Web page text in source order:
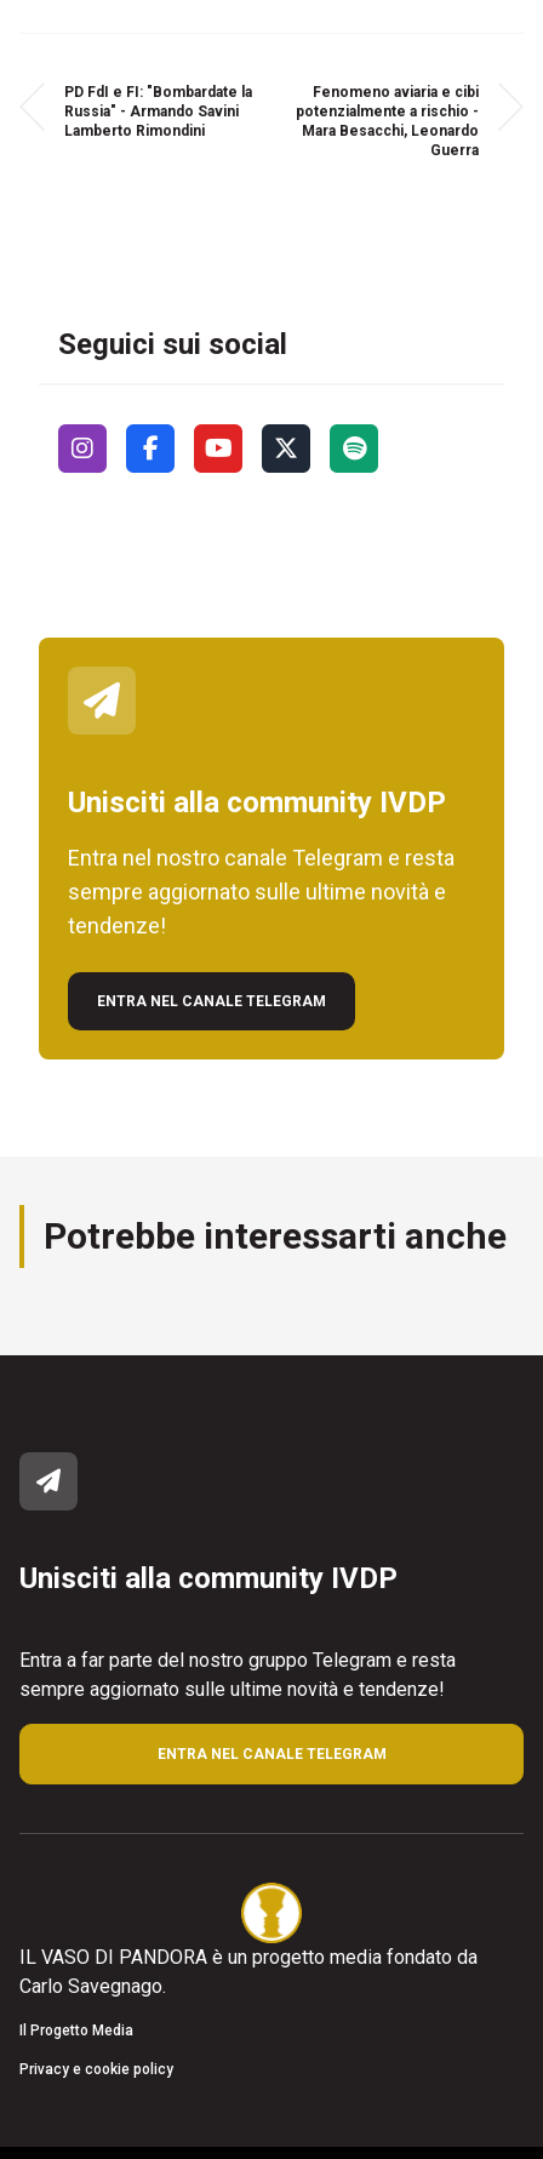
PD FdI e FI: "Bombardate la
Russia" - Armando Savini
Lamberto Rimondini
Fenomeno aviaria e cibi
potenzialmente a rischio -
Mara Besacchi, Leonardo
Guerra
Seguici sui social
Unisciti alla community IVDP
Entra nel nostro canale Telegram e resta
sempre aggiornato sulle ultime novità e
tendenze!
ENTRA NEL CANALE TELEGRAM
Potrebbe interessarti anche
Unisciti alla community IVDP
Entra a far parte del nostro gruppo Telegram e resta
sempre aggiornato sulle ultime novità e tendenze!
ENTRA NEL CANALE TELEGRAM
IL VASO DI PANDORA è un progetto media fondato da
Carlo Savegnago.
Il Progetto Media
Privacy e cookie policy